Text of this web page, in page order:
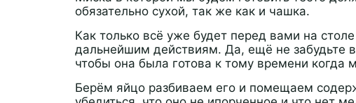
обязательно сухой, так же как и чашка.
Как только всё уже будет перед вами на
дальнейшим действиям. Да, ещё не забудьте
чтобы она была готова к тому времени когда
Берём яйцо разбиваем его и помещаем